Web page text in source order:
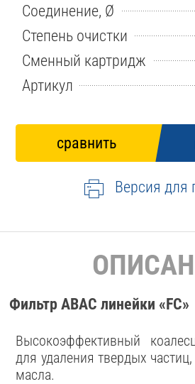
Соединение, Ø
Степень очистки
Сменный картридж
Артикул
Версия для
Фильтр ABAC линейки «FC»
Высокоэффективный
для удаления твердых
масла.